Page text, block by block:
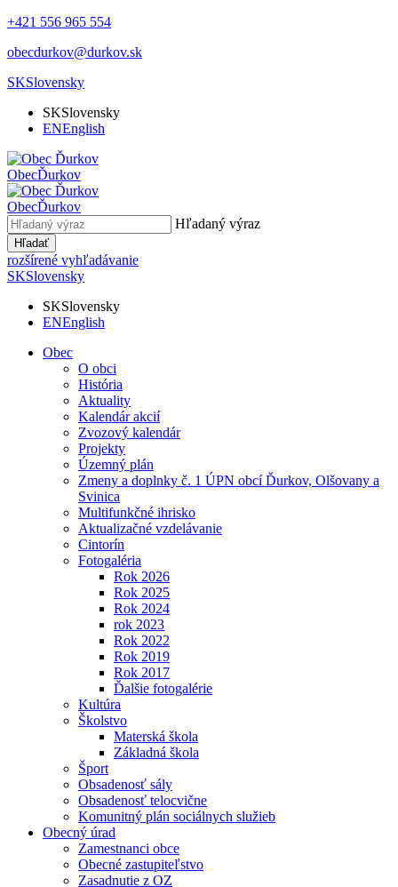
+421 556 965 554
obecdurkov@durkov.sk
SKSlovensky
SKSlovensky
ENEnglish
ObecĎurkov
ObecĎurkov
Hľadaný výraz
Hľadať
rozšírené vyhľadávanie
SKSlovensky
SKSlovensky
ENEnglish
Obec
O obci
História
Aktuality
Kalendár akcií
Zvozový kalendár
Projekty
Územný plán
Zmeny a doplnky č. 1 ÚPN obcí Ďurkov, Olšovany a
Svinica
Multifunkčné ihrisko
Aktualizačné vzdelávanie
Cintorín
Fotogaléria
Rok 2026
Rok 2025
Rok 2024
rok 2023
Rok 2022
Rok 2019
Rok 2017
Ďalšie fotogalérie
Kultúra
Školstvo
Materská škola
Základná škola
Šport
Obsadenosť sály
Obsadenosť telocvične
Komunitný plán sociálnych služieb
Obecný úrad
Zamestnanci obce
Obecné zastupiteľstvo
Zasadnutie z OZ